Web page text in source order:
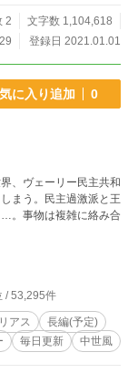
2
文字数 1,104,618
登録日 2021.01.01
に入り追加 0
、ヴェーリー民主共和
まう。民主過激派と王
。事物は複雑に絡み合
/ 53,295件
アス
長編(予定)
毎日更新 中世風